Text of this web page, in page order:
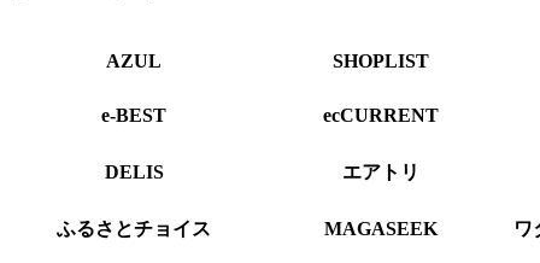
AZUL SHOPLIST
e-BEST ecCURRENT
DELIS エアトリ
ふるさとチョイス MAGASEEK ワ